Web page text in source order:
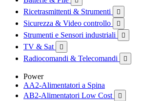
Ricetrasmittenti & Strumenti 
Sicurezza & Video controllo 
Strumenti e Sensori industriali 
TV & Sat 
Radiocomandi & Telecomandi 
Power
AA2-Alimentatori a Spina
AB2-Alimentatori Low Cost
